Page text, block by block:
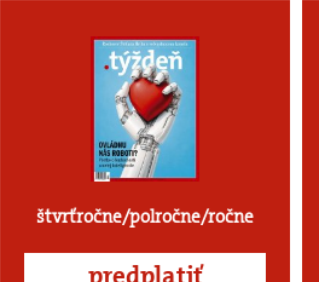
štvrťročne/polročne/ročne